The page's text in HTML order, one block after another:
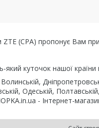
(CPA) пропонує Вам
який куточок нашої
Одеській,
- Інтернет-